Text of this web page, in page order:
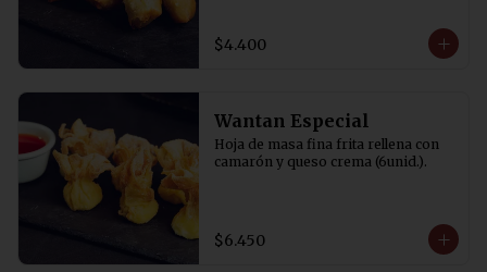
$4.400
Wantan Especial
Hoja de masa fina frita rellena con
camarón y queso crema (6unid.).
$6.450